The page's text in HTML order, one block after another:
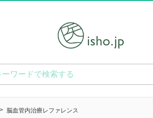
脳血管内治療レファレンス